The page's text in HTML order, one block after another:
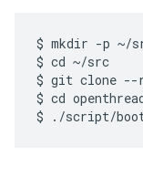
$ mkdir -p ~/
$ cd ~/src
$ git clone --
$ cd